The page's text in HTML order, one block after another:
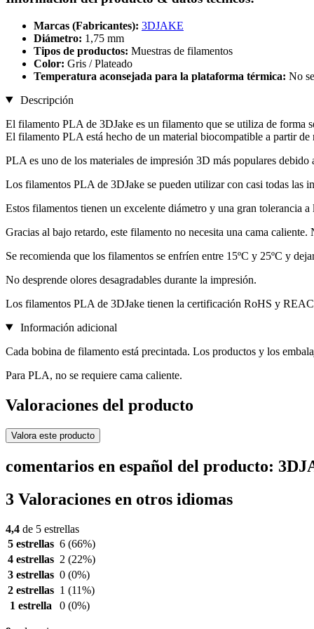
Marcas (Fabricantes): 3DJAKE
Diámetro: 1,75 mm
Tipos de productos: Muestras de filamentos
Color: Gris / Plateado
Temperatura aconsejada para la plataforma térmica: No
Descripción
El filamento PLA de 3DJake es un filamento que se utiliza de forma
El filamento PLA está hecho de un material biocompatible a partir de
PLA es uno de los materiales de impresión 3D más populares
Los filamentos PLA de 3DJake se pueden utilizar con casi todas las
Estos filamentos tienen un excelente diámetro y una gran tolerancia
Gracias al bajo retardo, este filamento no necesita una cama
Se recomienda que los filamentos se enfríen entre 15ºC y 25ºC y
No desprende olores desagradables durante la impresión.
Los filamentos PLA de 3DJake tienen la certificación RoHS y
Información adicional
Cada bobina de filamento está precintada. Los productos y los
Para PLA, no se requiere cama caliente.
Valoraciones del producto
Valora este producto
comentarios en español del producto:
3 Valoraciones en otros idiomas
4,4 de 5 estrellas
5 estrellas 6 (66%)
4 estrellas 2 (22%)
3 estrellas 0 (0%)
2 estrellas 1 (11%)
1 estrella
0 (0%)